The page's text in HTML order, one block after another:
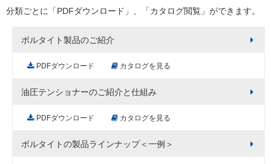
分類ごとに「PDFダウンロード」、「カタログ閲覧」ができます。
ボルタイト製品のご紹介
PDFダウンロード カタログを見る
油圧テンショナーのご紹介と仕組み
PDFダウンロード カタログを見る
ボルタイトの製品ラインナップ＜一例＞